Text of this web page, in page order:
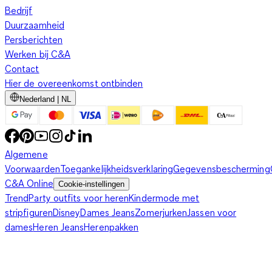
Bedrijf
Duurzaamheid
Persberichten
Werken bij C&A
Contact
Hier de overeenkomst ontbinden
Nederland | NL
Algemene
VoorwaardenToegankelijkheidsverklaringGegevensbescherming
C&A Online Cookie-instellingen
TrendParty outfits voor herenKindermode met
stripfigurenDisneyDames JeansZomerjurkenJassen voor
damesHeren JeansHerenpakken